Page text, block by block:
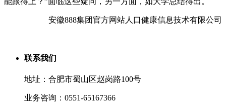
安徽888集团官方网站人口健康信息技术有限公司
联系我们
地址：合肥市蜀山区赵岗路100号
业务咨询：0551-65167366